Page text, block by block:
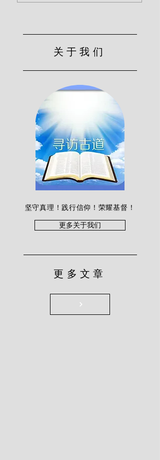
关于我们
坚守真理！践行信仰！荣耀基督！
更多关于我们
更多文章